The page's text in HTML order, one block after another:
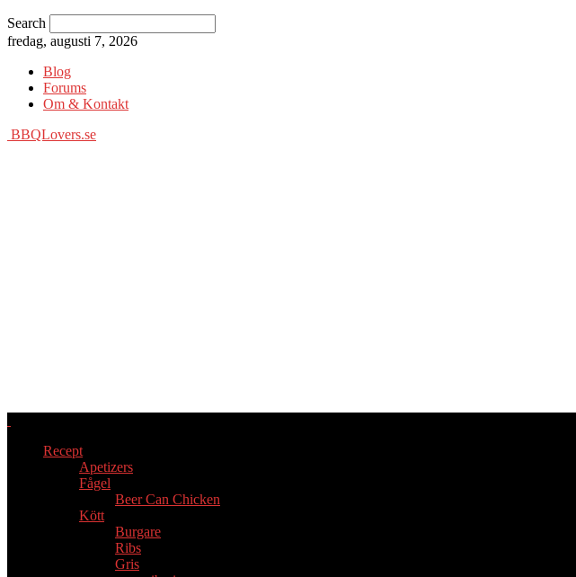
Search
fredag, augusti 7, 2026
Blog
Forums
Om & Kontakt
BBQLovers.se
Recept
Apetizers
Fågel
Beer Can Chicken
Kött
Burgare
Ribs
Gris